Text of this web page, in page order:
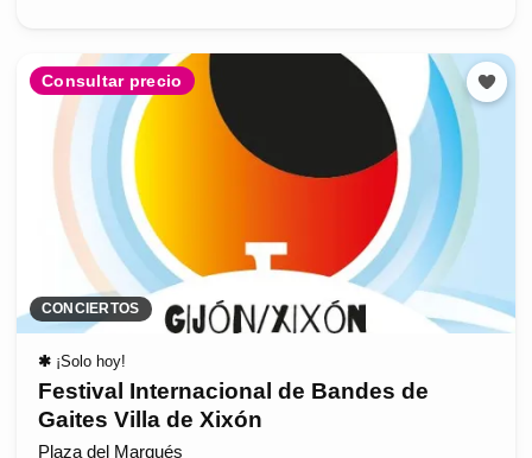
Consultar precio
CONCIERTOS
✱ ¡Solo hoy!
Festival Internacional de Bandes de
Gaites Villa de Xixón
Plaza del Marqués